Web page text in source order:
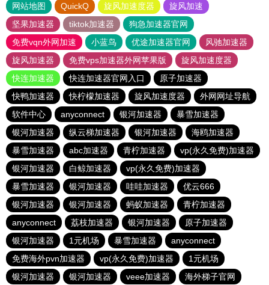
网站地图 QuickQ 旋风加速度器
旋风加速
坚果加速器
tiktok加速器
狗急加速器官网
免费vqn外网加速
小蓝鸟 优途加速器官网
风驰加速器
旋风加速器
免费vps加速器外网苹果版
旋风加速度器
快连加速器
快连加速器官网入口
原子加速器
快鸭加速器
快柠檬加速器 旋风加速度器
外网网址导航
软件中心
anyconnect 银河加速器
暴雪加速器
银河加速器
纵云梯加速器 银河加速器
海鸥加速器
暴雪加速器
abc加速器 青柠加速器
vp(永久免费)加速器
银河加速器
白鲸加速器
vp(永久免费)加速器
暴雪加速器
银河加速器 哇哇加速器
优云666
银河加速器
银河加速器 蚂蚁加速器
青柠加速器
anyconnect
荔枝加速器 银河加速器
原子加速器
银河加速器
1元机场 暴雪加速器
anyconnect
免费海外pvn加速器
vp(永久免费)加速器
1元机场
银河加速器
银河加速器 veee加速器 海外梯子官网